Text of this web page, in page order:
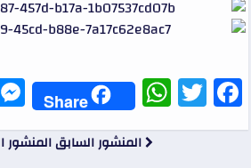
Facebook
Twitter
WhatsApp
Share
المنشور السابقالمنشور